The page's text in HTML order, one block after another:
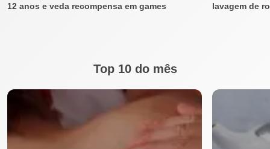
12 anos e veda recompensa em games
lavagem de
Top 10 do mês